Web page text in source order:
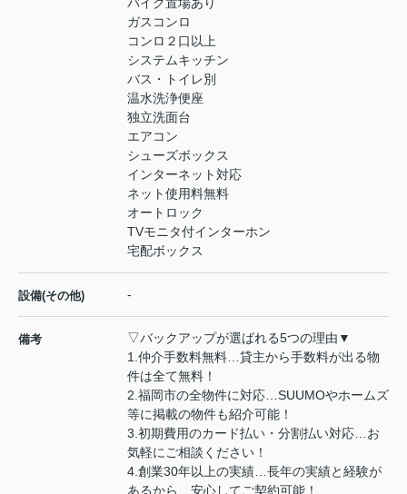
ガスコンロ
コンロ２口以上
システムキッチン
バス・トイレ別
温水洗浄便座
独立洗面台
エアコン
シューズボックス
インターネット対応
ネット使用料無料
オートロック
TVモニタ付インターホン
宅配ボックス
設備(その他) -
備考
▽バックアップが選ばれる5つの理由▼
1.仲介手数料無料…貸主から手数料が出る物
件は全て無料！
2.福岡市の全物件に対応…SUUMOやホームズ
等に掲載の物件も紹介可能！
3.初期費用のカード払い・分割払い対応…お
気軽にご相談ください！
4.創業30年以上の実績…長年の実績と経験が
あるから、安心してご契約可能！